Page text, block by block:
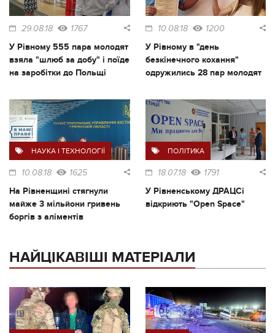
29.08.18 1767
У Рівному 555 пара молодят
взяла "шлюб за добу" і поїде
на заробітки до Польщі
10.08.18 1200
У Рівному в "день
безкінечного кохання"
одружились 28 пар молодят
НАУКА І ТЕХНОЛОГІЇ
10.08.18 1625
На Рівненщині стягнули
майже 3 мільйони гривень
боргів з аліментів
ПОЛІТИКА
18.07.18 1791
У Рівненському ДРАЦСі
відкриють "Open Space"
НАЙЦІКАВІШІ МАТЕРІАЛИ